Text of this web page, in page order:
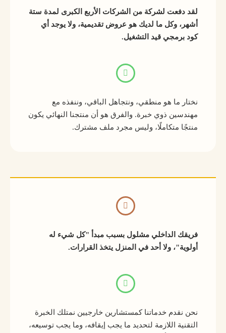
لقد دفعت لشركة من الشركات الأربع الكبرى لمدة ستة
أشهر، وكل ما لديك هو عروض تقديمية، ولا يوجد أي
كود برمجي قيد التشغيل.
نختار ما هو منطقي، ونتجاهل الباقي، وننفذه مع
مهندسين ذوي خبرة. والفرق هو أن منتجنا النهائي يكون
منتجًا متكاملًا، وليس مجرد ملف مشترك.
فريقك الداخلي مشلول بسبب مبدأ "كل شيء له
أولوية"، ولا أحد في المنزل يتخذ القرارات.
نحن نقدم خدماتنا كمستشارين خارجيين نمتلك الخبرة
التقنية اللازمة لتحديد ما يجب إيقافه، وما يجب توسيعه،